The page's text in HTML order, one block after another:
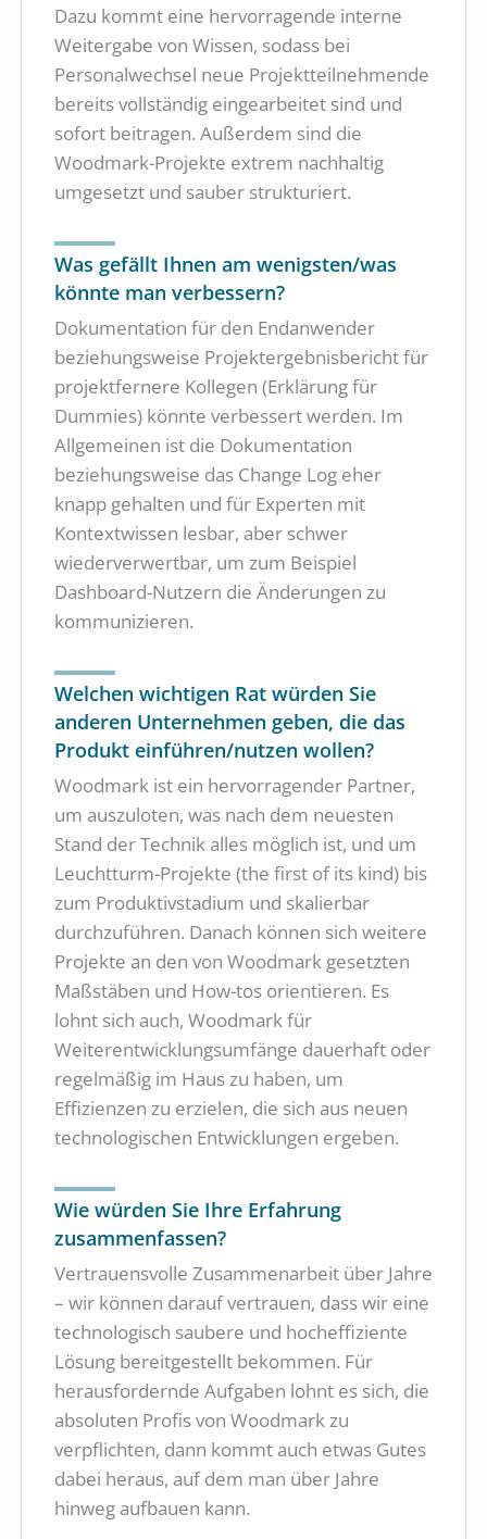
Dazu kommt eine hervorragende interne
Weitergabe von Wissen, sodass bei
Personalwechsel neue Projektteilnehmende
bereits vollständig eingearbeitet sind und
sofort beitragen. Außerdem sind die
Woodmark-Projekte extrem nachhaltig
umgesetzt und sauber strukturiert.
Was gefällt Ihnen am wenigsten/was
könnte man verbessern?
Dokumentation für den Endanwender
beziehungsweise Projektergebnisbericht für
projektfernere Kollegen (Erklärung für
Dummies) könnte verbessert werden. Im
Allgemeinen ist die Dokumentation
beziehungsweise das Change Log eher
knapp gehalten und für Experten mit
Kontextwissen lesbar, aber schwer
wiederverwertbar, um zum Beispiel
Dashboard-Nutzern die Änderungen zu
kommunizieren.
Welchen wichtigen Rat würden Sie
anderen Unternehmen geben, die das
Produkt einführen/nutzen wollen?
Woodmark ist ein hervorragender Partner,
um auszuloten, was nach dem neuesten
Stand der Technik alles möglich ist, und um
Leuchtturm-Projekte (the first of its kind) bis
zum Produktivstadium und skalierbar
durchzuführen. Danach können sich weitere
Projekte an den von Woodmark gesetzten
Maßstäben und How-tos orientieren. Es
lohnt sich auch, Woodmark für
Weiterentwicklungsumfänge dauerhaft oder
regelmäßig im Haus zu haben, um
Effizienzen zu erzielen, die sich aus neuen
technologischen Entwicklungen ergeben.
Wie würden Sie Ihre Erfahrung
zusammenfassen?
Vertrauensvolle Zusammenarbeit über Jahre
– wir können darauf vertrauen, dass wir eine
technologisch saubere und hocheffiziente
Lösung bereitgestellt bekommen. Für
herausfordernde Aufgaben lohnt es sich, die
absoluten Profis von Woodmark zu
verpflichten, dann kommt auch etwas Gutes
dabei heraus, auf dem man über Jahre
hinweg aufbauen kann.